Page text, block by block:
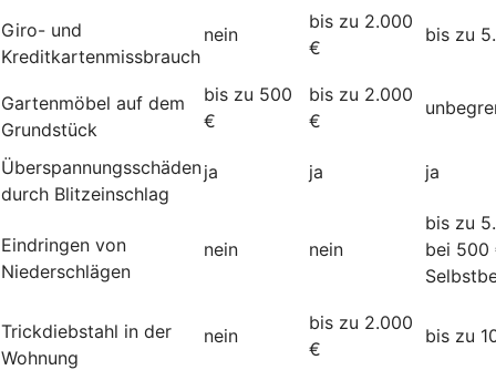
Giro- und
Kreditkartenmissbrauch
nein
bis zu 2.000
€
bis zu
Gartenmöbel auf dem
Grundstück
bis zu 500
€
bis zu 2.000
€
Überspannungsschäden
durch Blitzeinschlag
ja ja ja
Eindringen von
Niederschlägen
nein nein
bis zu
bei 500
Trickdiebstahl in der
Wohnung
nein
bis zu 2.000
€
bis zu